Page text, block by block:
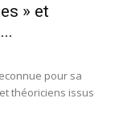
» et
pour sa
théoriciens issus